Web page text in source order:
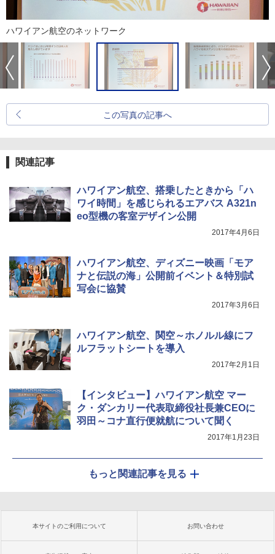
ハワイアン航空のネットワーク
この写真の記事へ
関連記事
ハワイアン航空、搭乗したときから「ハ
ワイ時間」を感じられるエアバス A321n
eo型機の客室デザイン公開
2017年4月6日
ハワイアン航空、ディズニー映画「モア
ナと伝説の海」公開前イベント＆特別試
写会に協賛
2017年3月6日
ハワイアン航空、関空～ホノルル線にフ
ルフラットシートを導入
2017年2月1日
【インタビュー】ハワイアン航空 マー
ク・ダンカリー代表取締役社長兼CEOに
羽田～コナ直行便就航について聞く
2017年1月23日
もっと関連記事を見る
本サイトのご利用について お問い合わせ